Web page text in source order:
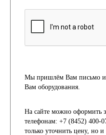
Мы пришлём Вам письмо и
Вам оборудования.
На сайте можно оформить
телефонам: +7 (8452) 400-
только уточнить цену, но